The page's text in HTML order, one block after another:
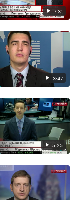
7:31
3:47
5:25